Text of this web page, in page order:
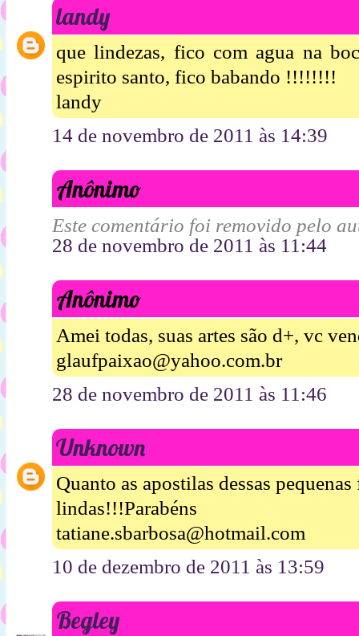
landy
que lindezas, fico com agua na
espirito santo, fico babando !!!!!!!!
landy
14 de novembro de 2011 às 14:39
Anônimo
Este comentário foi removido pelo
28 de novembro de 2011 às 11:44
Anônimo
Amei todas, suas artes são d+, vc
glaufpaixao@yahoo.com.br
28 de novembro de 2011 às 11:46
Unknown
Quanto as apostilas dessas
lindas!!!Parabéns
tatiane.sbarbosa@hotmail.com
10 de dezembro de 2011 às 13:59
Begley